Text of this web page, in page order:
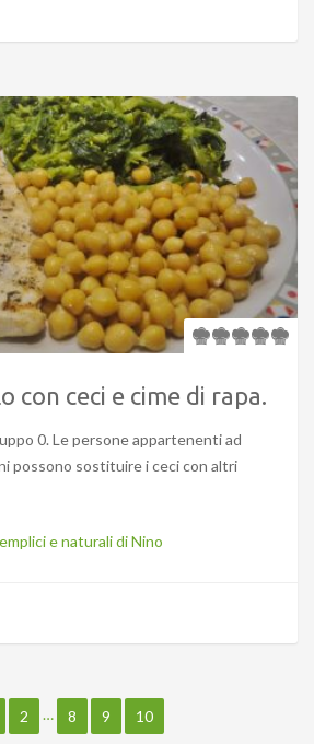
con ceci e cime di rapa.
0. Le persone appartenenti ad
possono sostituire i ceci con altri
e naturali di Nino
2 … 8 9 10